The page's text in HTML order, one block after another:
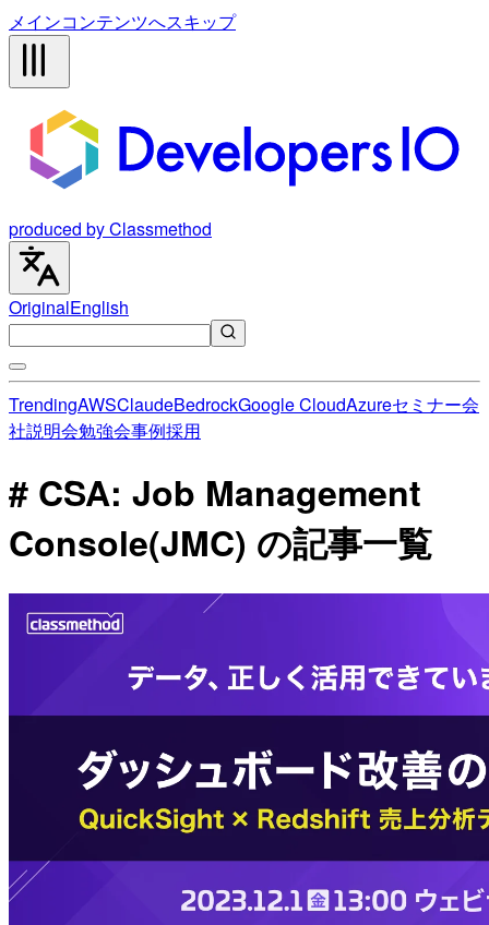
メインコンテンツへスキップ
produced by Classmethod
OriginalEnglish
TrendingAWSClaudeBedrockGoogle CloudAzureセミナー会
社説明会勉強会事例採用
# CSA: Job Management
Console(JMC) の記事一覧